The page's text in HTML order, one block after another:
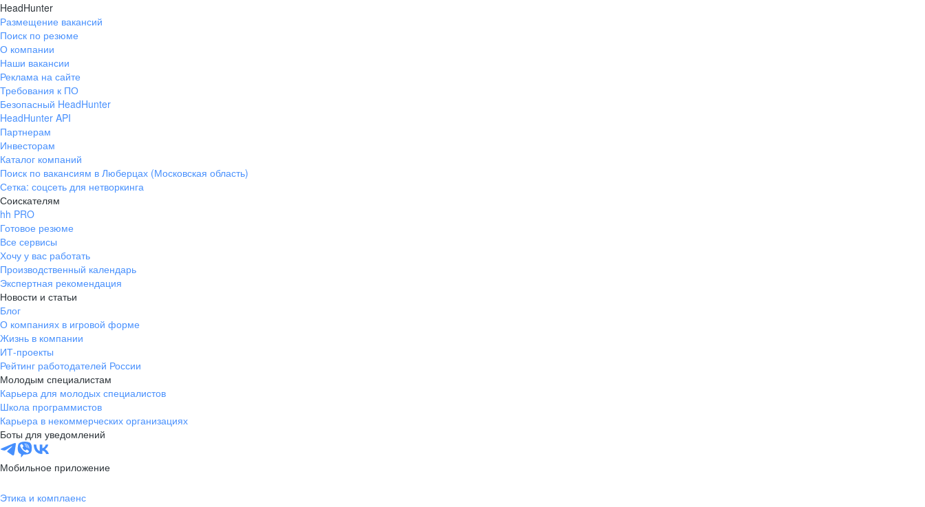
HeadHunter
Размещение вакансий
Поиск по резюме
О компании
Наши вакансии
Реклама на сайте
Требования к ПО
Безопасный HeadHunter
HeadHunter API
Партнерам
Инвесторам
Каталог компаний
Поиск по вакансиям в Люберцах (Московская область)
Сетка: соцсеть для нетворкинга
Соискателям
hh PRO
Готовое резюме
Все сервисы
Хочу у вас работать
Производственный календарь
Экспертная рекомендация
Новости и статьи
Блог
О компаниях в игровой форме
Жизнь в компании
ИТ-проекты
Рейтинг работодателей России
Молодым специалистам
Карьера для молодых специалистов
Школа программистов
Карьера в некоммерческих организациях
Боты для уведомлений
Мобильное приложение
Этика и комплаенс